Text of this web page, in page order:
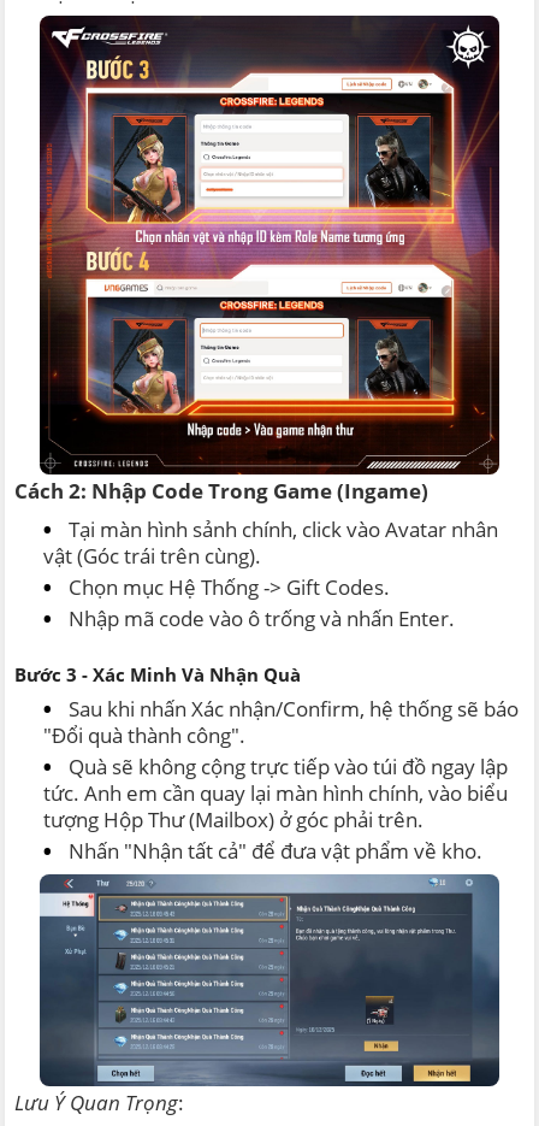
Cách 2: Nhập Code Trong Game (Ingame)
Tại màn hình sảnh chính, click vào Avatar nhân
vật (Góc trái trên cùng).
Chọn mục Hệ Thống -> Gift Codes.
Nhập mã code vào ô trống và nhấn Enter.
Bước 3 - Xác Minh Và Nhận Quà
Sau khi nhấn Xác nhận/Confirm, hệ thống sẽ báo
"Đổi quà thành công".
Quà sẽ không cộng trực tiếp vào túi đồ ngay lập
tức. Anh em cần quay lại màn hình chính, vào biểu
tượng Hộp Thư (Mailbox) ở góc phải trên.
Nhấn "Nhận tất cả" để đưa vật phẩm về kho.
Lưu Ý Quan Trọng: